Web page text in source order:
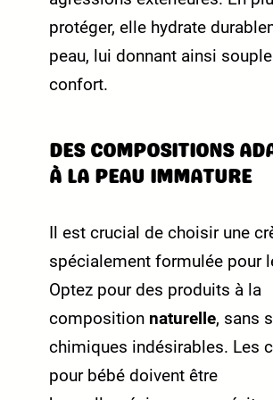
protéger, elle hydrate
peau, lui donnant ainsi
confort.
DES COMPOSITIONS
À LA PEAU IMMATURE
Il est crucial de choisir une
spécialement formulée pour
Optez pour des produits à la
composition naturelle, sans
chimiques indésirables. Les
pour bébé doivent être